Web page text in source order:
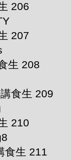
206
207
生 208
食生 209
210
食生 211